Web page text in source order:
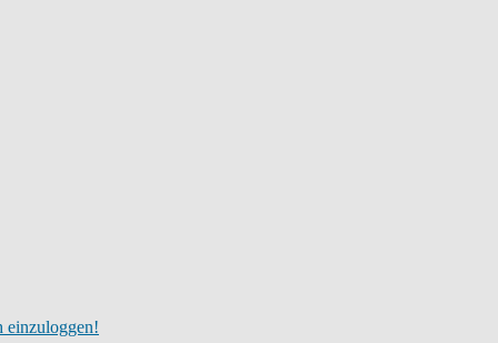
einzuloggen!